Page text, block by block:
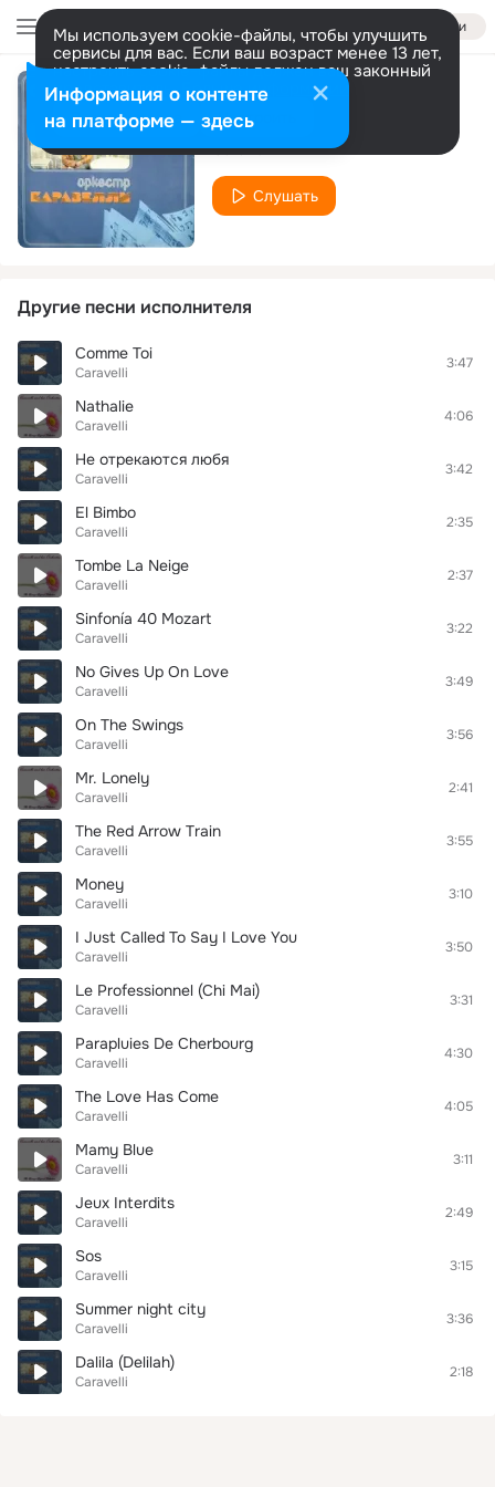
Войти
Мы используем cookie-файлы, чтобы улучшить
сервисы для вас. Если ваш возраст менее 13 лет,
настроить cookie-файлы должен ваш законный
представитель. Больше информации
Разрешить все Настроить
Alguien Canto
Caravelli
Слушать
Другие песни исполнителя
Comme Toi
Caravelli
3:47
Nathalie
Caravelli
4:06
Не отрекаются любя
Caravelli
3:42
El Bimbo
Caravelli
2:35
Tombe La Neige
Caravelli
2:37
Sinfonía 40 Mozart
Caravelli
3:22
No Gives Up On Love
Caravelli
3:49
On The Swings
Caravelli
3:56
Mr. Lonely
Caravelli
2:41
The Red Arrow Train
Caravelli
3:55
Money
Caravelli
3:10
I Just Called To Say I Love You
Caravelli
3:50
Le Professionnel (Chi Mai)
Caravelli
3:31
Parapluies De Cherbourg
Caravelli
4:30
The Love Has Come
Caravelli
4:05
Mamy Blue
Caravelli
3:11
Jeux Interdits
Caravelli
2:49
Sos
Caravelli
3:15
Summer night city
Caravelli
3:36
Dalila (Delilah)
Caravelli
2:18
Информация о контенте
на платформе — здесь